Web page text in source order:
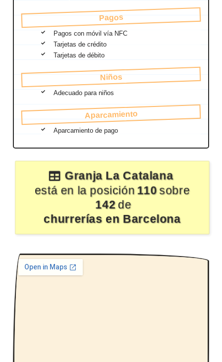
Pagos
Pagos con móvil vía NFC
Tarjetas de crédito
Tarjetas de débito
Niños
Adecuado para niños
Aparcamiento
Aparcamiento de pago
Granja La Catalana
está en la posición110sobre
142 de
churrerías en Barcelona